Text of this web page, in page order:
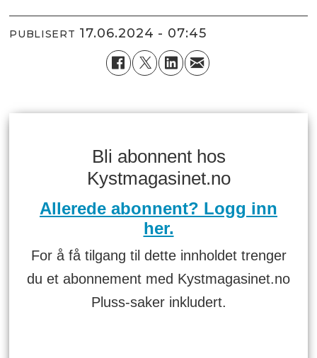
PUBLISERT 17.06.2024 - 07:45
Bli abonnent hos
Kystmagasinet.no
Allerede abonnent? Logg inn
her.
For å få tilgang til dette innholdet trenger
du et abonnement med Kystmagasinet.no
Pluss-saker inkludert.